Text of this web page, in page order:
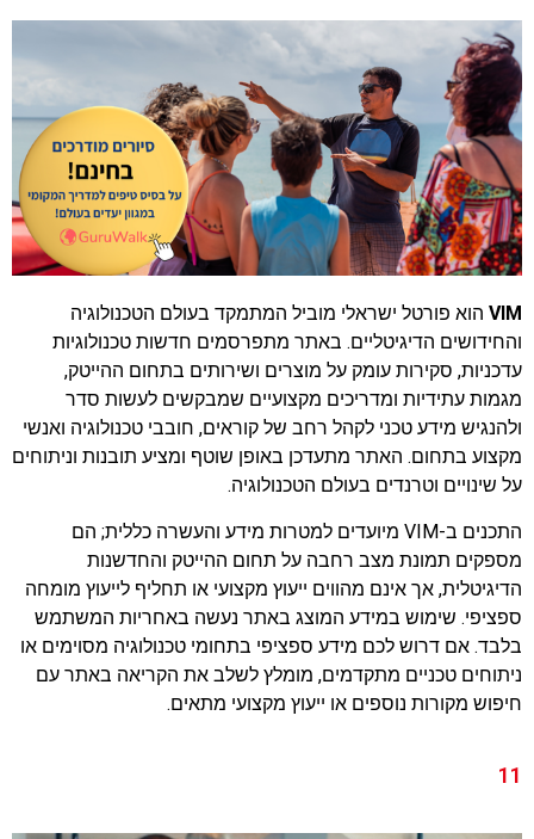
VIM הוא פורטל ישראלי מוביל המתמקד בעולם הטכנולוגיה
והחידושים הדיגיטליים. באתר מתפרסמים חדשות טכנולוגיות
עדכניות, סקירות עומק על מוצרים ושירותים בתחום ההייטק,
מגמות עתידיות ומדריכים מקצועיים שמבקשים לעשות סדר
ולהנגיש מידע טכני לקהל רחב של קוראים, חובבי טכנולוגיה ואנשי
מקצוע בתחום. האתר מתעדכן באופן שוטף ומציע תובנות וניתוחים
על שינויים וטרנדים בעולם הטכנולוגיה.
התכנים ב-VIM מיועדים למטרות מידע והעשרה כללית; הם
מספקים תמונת מצב רחבה על תחום ההייטק והחדשנות
הדיגיטלית, אך אינם מהווים ייעוץ מקצועי או תחליף לייעוץ מומחה
ספציפי. שימוש במידע המוצג באתר נעשה באחריות המשתמש
בלבד. אם דרוש לכם מידע ספציפי בתחומי טכנולוגיה מסוימים או
ניתוחים טכניים מתקדמים, מומלץ לשלב את הקריאה באתר עם
חיפוש מקורות נוספים או ייעוץ מקצועי מתאים.
11